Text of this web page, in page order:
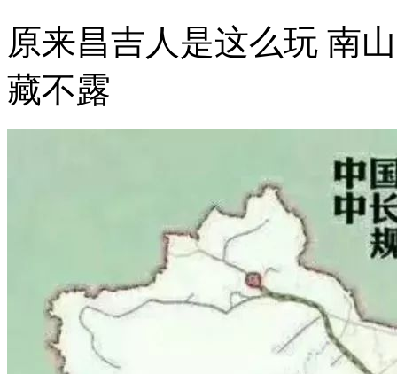
原来昌吉人是这么玩 南
藏不露